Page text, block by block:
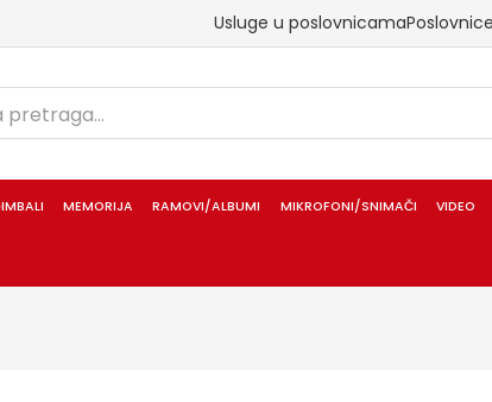
Usluge u poslovnicama
MEMORIJA RAMOVI/ALBUMI MIKROFONI/SNIMAČI VIDEO